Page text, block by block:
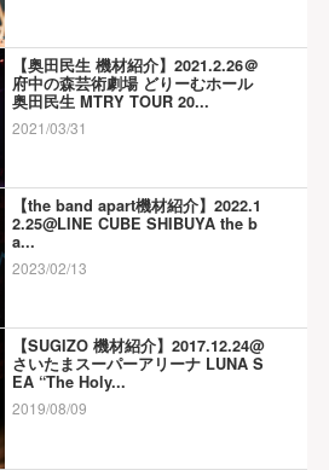
【奥田民生 機材紹介】2021.2.26＠
府中の森芸術劇場 どりーむホール
奥田民生 MTRY TOUR 20...
2021/03/31
【the band apart機材紹介】2022.1
2.25@LINE CUBE SHIBUYA the b
a...
2023/02/13
【SUGIZO 機材紹介】2017.12.24@
さいたまスーパーアリーナ LUNA S
EA “The Holy...
2019/08/09